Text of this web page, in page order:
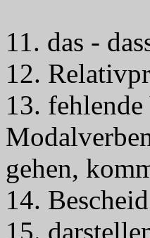
11. das -
12.
13.
gehen,
14.
15.